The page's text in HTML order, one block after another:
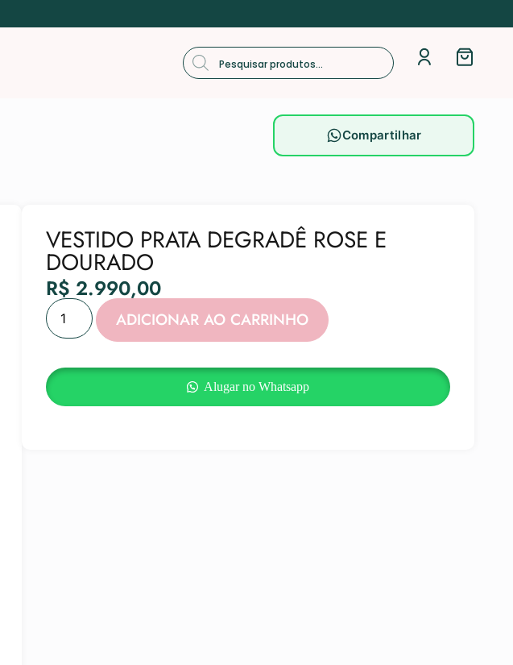
Compartilhar
VESTIDO PRATA DEGRADÊ ROSE E
DOURADO
R$ 2.990,00
ADICIONAR AO CARRINHO
Alugar no Whatsapp